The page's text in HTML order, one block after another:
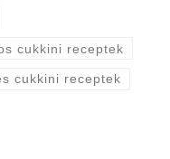
cukkini receptek
cukkini receptek